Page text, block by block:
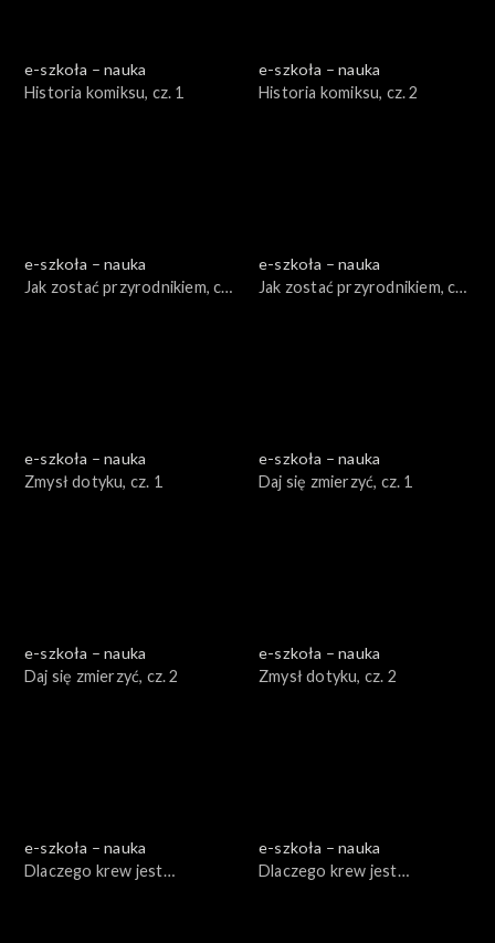
e-szkoła – nauka
Historia komiksu, cz. 1
e-szkoła – nauka
Historia komiksu, cz. 2
e-szkoła – nauka
Jak zostać przyrodnikiem, cz.
e-szkoła – nauka
Jak zostać przyrodnikiem, cz.
e-szkoła – nauka
Zmysł dotyku, cz. 1
e-szkoła – nauka
Daj się zmierzyć, cz. 1
e-szkoła – nauka
Daj się zmierzyć, cz. 2
e-szkoła – nauka
Zmysł dotyku, cz. 2
e-szkoła – nauka
Dlaczego krew jest
e-szkoła – nauka
Dlaczego krew jest